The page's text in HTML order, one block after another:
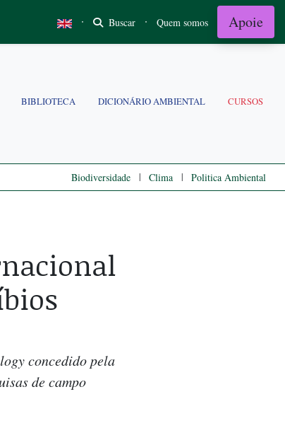
· Buscar · Quem somos Apoie
BIBLIOTECA DICIONÁRIO AMBIENTAL CURSOS
Biodiversidade | Clima | Politica Ambiental
concedido pela
de campo